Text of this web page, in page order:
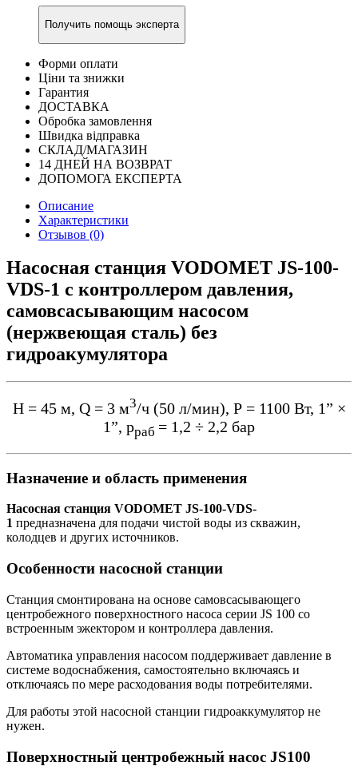
Получить помощь эксперта
Форми оплати
Ціни та знижки
Гарантия
ДОСТАВКА
Обробка замовлення
Швидка відправка
СКЛАД/МАГАЗИН
14 ДНЕЙ НА ВОЗВРАТ
ДОПОМОГА ЕКСПЕРТА
Описание
Характеристики
Отзывов (0)
Насосная станция VODOMET JS-100-
VDS-1 с контроллером давления,
самовсасывающим насосом
(нержвеющая сталь) без
гидроакумулятора
Н = 45 м, Q = 3 м3/ч (50 л/мин), Р = 1100 Вт, 1” ×
1”, pраб = 1,2 ÷ 2,2 бар
Назначение и область применения
Насосная станция VODOMET JS-100-VDS-
1 предназначена для подачи чистой воды из скважин,
колодцев и других источников.
Особенности насосной станции
Станция смонтирована на основе самовсасывающего
центробежного поверхностного насоса серии JS 100 cо
встроенным эжектором и контроллера давления.
Автоматика управления насосом поддерживает давление в
системе водоснабжения, самостоятельно включаясь и
отключаясь по мере расходования воды потребителями.
Для работы этой насосной станции гидроаккумулятор не
нужен.
Поверхностный центробежный насос JS100​